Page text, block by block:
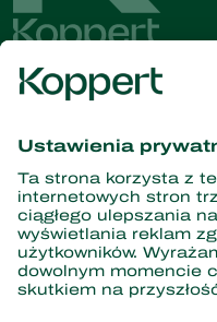
Dostęp do
wiadomości i
Partnerstwo z naturą